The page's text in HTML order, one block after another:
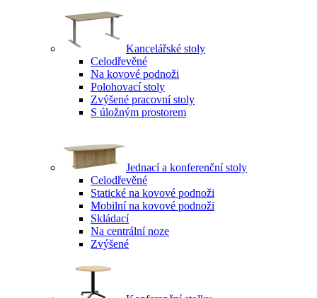
Kancelářské stoly
Celodřevěné
Na kovové podnoži
Polohovací stoly
Zvýšené pracovní stoly
S úložným prostorem
Jednací a konferenční stoly
Celodřevěné
Statické na kovové podnoži
Mobilní na kovové podnoži
Skládací
Na centrální noze
Zvýšené